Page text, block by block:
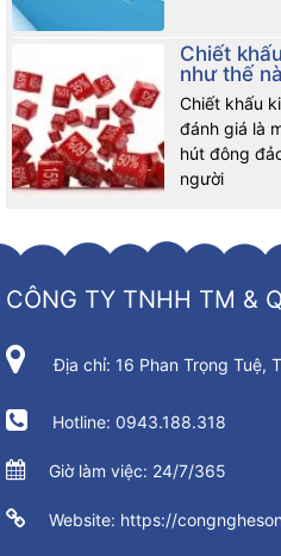
Chiết
như thế
Chiết khấu
đánh giá là
hút đông
người
CÔNG TY TNHH TM &
Địa chỉ: 16 Phan Trọng Tuệ,
Hotline: 0943.188.318
Giờ làm việc: 24/7/365
Website: https://